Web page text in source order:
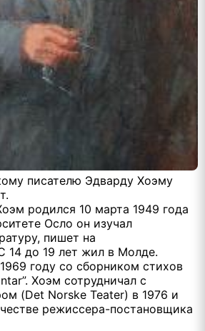
писателю Эдварду Хоэму
родился 10 марта 1949 года
Осло он изучал
пишет на
14 до 19 лет жил в Молде.
году со сборником стихов
Хоэм сотрудничал с
(Det Norske Teater) в 1976 и
режиссера-постановщика